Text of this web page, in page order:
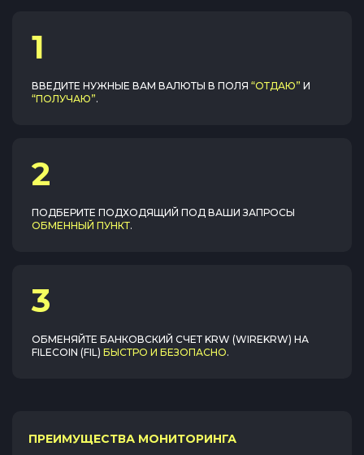
1
ВВЕДИТЕ НУЖНЫЕ ВАМ ВАЛЮТЫ В ПОЛЯ “ОТДАЮ” И
“ПОЛУЧАЮ”.
2
ПОДБЕРИТЕ ПОДХОДЯЩИЙ ПОД ВАШИ ЗАПРОСЫ
ОБМЕННЫЙ ПУНКТ.
3
ОБМЕНЯЙТЕ БАНКОВСКИЙ СЧЕТ KRW (WIREKRW) НА
FILECOIN (FIL) БЫСТРО И БЕЗОПАСНО.
ПРЕИМУЩЕСТВА МОНИТОРИНГА